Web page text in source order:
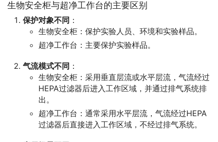
生物安全柜与超净工作台的主要区别
保护对象不同 ：
生物安全柜：保护实验人员、环境和实验样品。
超净工作台：主要保护实验样品。
气流模式不同 ：
生物安全柜：采用垂直层流或水平层流，气流经过
HEPA过滤器后进入工作区域，并通过排气系统排
出。
超净工作台：通常采用水平层流，气流经过HEPA
过滤器后直接进入工作区域，不经过排气系统。